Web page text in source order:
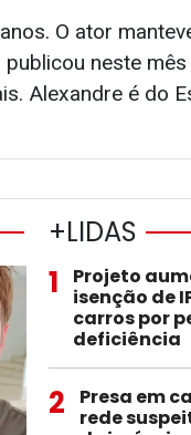
O ator
neste mês
Alexandre é do
+LIDAS
1
Projeto
isenção de
carros por
deficiência
2
Presa em
rede